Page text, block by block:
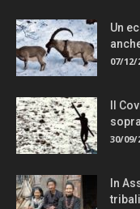
Un
07/12/
Il
30/09/
In
tribali